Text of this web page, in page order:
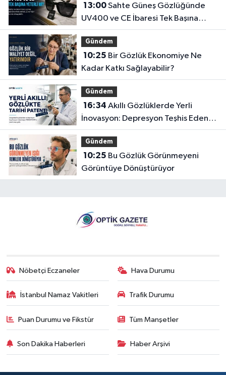
13:00Sahte Güneş Gözlüğünde
UV400 ve CE İbaresi Tek Başına
Yeterli mi?
Gündem
10:25
Kadar Katkı Sağlayabilir?
Gündem
16:34
İnovasyon: Depresyon Teşhis Eden
Gözlüğe Türkpatent Onayı
Gündem
10:25
Görüntüye Dönüştürüyor
Nöbetçi Eczaneler Hava Durumu
İstanbul Namaz Vakitleri Trafik Durumu
Puan Durumu ve Fikstür Tüm Manşetler
Son Dakika Haberleri Haber Arşivi